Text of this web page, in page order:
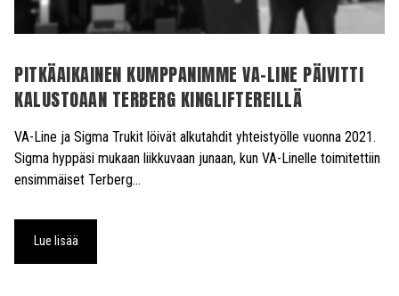
PITKÄAIKAINEN KUMPPANIMME VA-LINE PÄIVITTI
KALUSTOAAN TERBERG KINGLIFTEREILLÄ
VA-Line ja Sigma Trukit löivät alkutahdit yhteistyölle vuonna 2021.
Sigma hyppäsi mukaan liikkuvaan junaan, kun VA-Linelle toimitettiin
ensimmäiset Terberg…
Lue lisää